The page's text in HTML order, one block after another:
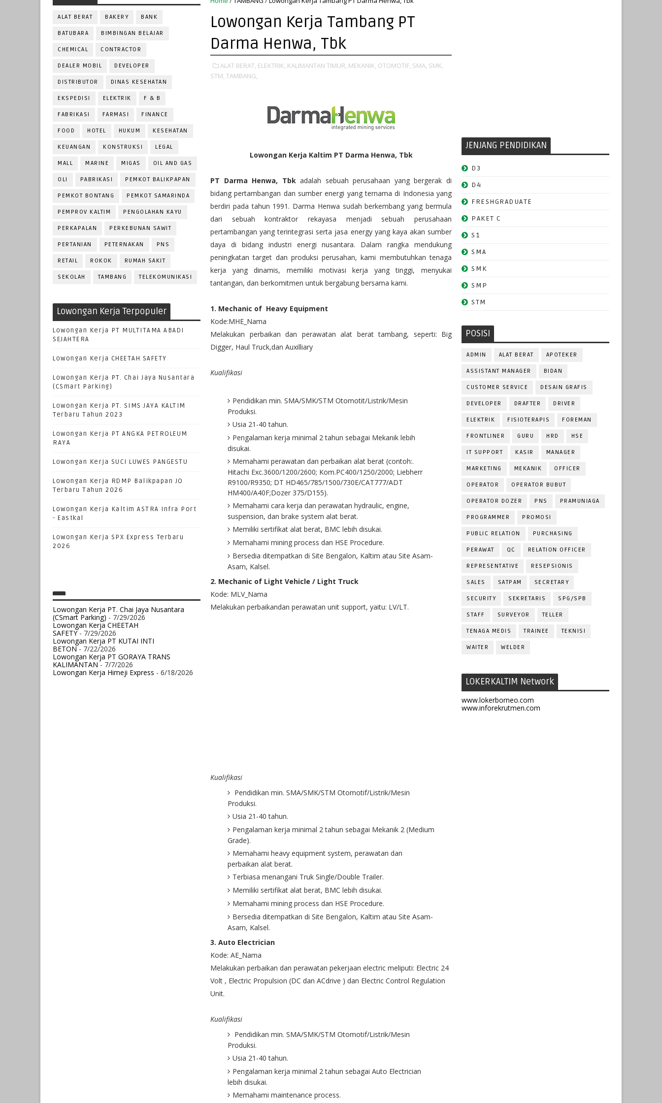
ALAT BERAT BAKERY BANK
BATUBARA BIMBINGAN BELAJAR
CHEMICAL CONTRACTOR
DEALER MOBIL DEVELOPER
DISTRIBUTOR DINAS KESEHATAN
EKSPEDISI ELEKTRIK F & B
FABRIKASI FARMASI FINANCE
FOOD HOTEL HUKUM KESEHATAN
KEUANGAN KONSTRUKSI LEGAL
MALL MARINE MIGAS OIL AND GAS
OLI PABRIKASI PEMKOT BALIKPAPAN
PEMKOT BONTANG PEMKOT SAMARINDA
PEMPROV KALTIM PENGOLAHAN KAYU
PERKAPALAN PERKEBUNAN SAWIT
PERTANIAN PETERNAKAN PNS
RETAIL ROKOK RUMAH SAKIT
SEKOLAH TAMBANG TELEKOMUNIKASI
Lowongan Kerja Terpopuler
Lowongan Kerja PT MULTITAMA ABADI
SEJAHTERA
Lowongan Kerja CHEETAH SAFETY
Lowongan Kerja PT. Chai Jaya Nusantara
(CSmart Parking)
Lowongan Kerja PT. SIMS JAYA KALTIM
Terbaru Tahun 2023
Lowongan Kerja PT ANGKA PETROLEUM
RAYA
Lowongan Kerja SUCI LUWES PANGESTU
Lowongan Kerja RDMP Balikpapan JO
Terbaru Tahun 2026
Lowongan Kerja Kaltim ASTRA Infra Port
- Eastkal
Lowongan Kerja SPX Express Terbaru
2026
Lowongan Kerja PT. Chai Jaya Nusantara
(CSmart Parking) - 7/29/2026
Lowongan Kerja CHEETAH
SAFETY- 7/29/2026
Lowongan Kerja PT KUTAI INTI
BETON- 7/22/2026
Lowongan Kerja PT GORAYA TRANS
KALIMANTAN- 7/7/2026
Lowongan Kerja Himeji Express - 6/18/2026
Lowongan Kerja Tambang PT
Darma Henwa, Tbk
ALAT BERAT, ELEKTRIK, KALIMANTAN TIMUR, MEKANIK, OTOMOTIF, SMA, SMK,
STM, TAMBANG,
Lowongan Kerja Kaltim PT Darma Henwa, Tbk
PT Darma Henwa, Tbkadalah sebuah perusahaan yang bergerak di
bidang pertambangan dan sumber energi yang ternama di Indonesia yang
berdiri pada tahun 1991. Darma Henwa sudah berkembang yang bermula
dari sebuah kontraktor rekayasa menjadi sebuah perusahaan
pertambangan yang terintegrasi serta jasa energy yang kaya akan sumber
daya di bidang industri energi nusantara. Dalam rangka mendukung
peningkatan target dan produksi perusahan, kami membutuhkan tenaga
kerja yang dinamis, memiliki motivasi kerja yang tinggi, menyukai
tantangan, dan berkomitmen untuk bergabung bersama kami.
1. Mechanic of Heavy Equipment
Kode:MHE_Nama
Melakukan perbaikan dan perawatan alat berat tambang, seperti: Big
Digger, Haul Truck,dan Auxilliary
Kualifikasi
Pendidikan min. SMA/SMK/STM Otomotit/Listrik/Mesin
Produksi.
Usia 21-40 tahun.
Pengalaman kerja minimal 2 tahun sebagai Mekanik lebih
disukai.
Memahami perawatan dan perbaikan alat berat (contoh:.
Hitachi Exc.3600/1200/2600; Kom.PC400/1250/2000; Liebherr
R9100/R9350; DT HD465/785/1500/730E/CAT777/ADT
HM400/A40F;Dozer 375/D155).
Memahami cara kerja dan perawatan hydraulic, engine,
suspension, dan brake system alat berat.
Memiliki sertifikat alat berat, BMC lebih disukai.
Memahami mining process dan HSE Procedure.
Bersedia ditempatkan di Site Bengalon, Kaltim atau Site Asam-
Asam, Kalsel.
2. Mechanic of Light Vehicle / Light Truck
Kode: MLV_Nama
Melakukan perbaikandan perawatan unit support, yaitu: LV/LT.
Kualifikasi
Pendidikan min. SMA/SMK/STM Otomotif/Listrik/Mesin
Produksi.
Usia 21-40 tahun.
Pengalaman kerja minimal 2 tahun sebagai Mekanik 2 (Medium
Grade).
Memahami heavy equipment system, perawatan dan
perbaikan alat berat.
Terbiasa menangani Truk Single/Double Trailer.
Memiliki sertifikat alat berat, BMC lebih disukai.
Memahami mining process dan HSE Procedure.
Bersedia ditempatkan di Site Bengalon, Kaltim atau Site Asam-
Asam, Kalsel.
3. Auto Electrician
Kode: AE_Nama
Melakukan perbaikan dan perawatan pekerjaan electric meliputi: Electric 24
Volt , Electric Propulsion (DC dan ACdrive ) dan Electric Control Regulation
Unit.
Kualifikasi
Pendidikan min. SMA/SMK/STM Otomotif/Listrik/Mesin
Produksi.
Usia 21-40 tahun.
Pengalaman kerja minimal 2 tahun sebagai Auto Electrician
lebih disukai.
Memahami maintenance process.
JENJANG PENDIDIKAN
D3
D4
FRESHGRADUATE
PAKET C
S1
SMA
SMK
SMP
STM
POSISI
ADMIN ALAT BERAT APOTEKER
ASSISTANT MANAGER BIDAN
CUSTOMER SERVICE DESAIN GRAFIS
DEVELOPER DRAFTER DRIVER
ELEKTRIK FISIOTERAPIS FOREMAN
FRONTLINER GURU HRD HSE
IT SUPPORT KASIR MANAGER
MARKETING MEKANIK OFFICER
OPERATOR OPERATOR BUBUT
OPERATOR DOZER PNS PRAMUNIAGA
PROGRAMMER PROMOSI
PUBLIC RELATION PURCHASING
PERAWAT QC RELATION OFFICER
REPRESENTATIVE RESEPSIONIS
SALES SATPAM SECRETARY
SECURITY SEKRETARIS SPG/SPB
STAFF SURVEYOR TELLER
TENAGA MEDIS TRAINEE TEKNISI
WAITER WELDER
LOKERKALTIM Network
www.lokerborneo.com
www.inforekrutmen.com